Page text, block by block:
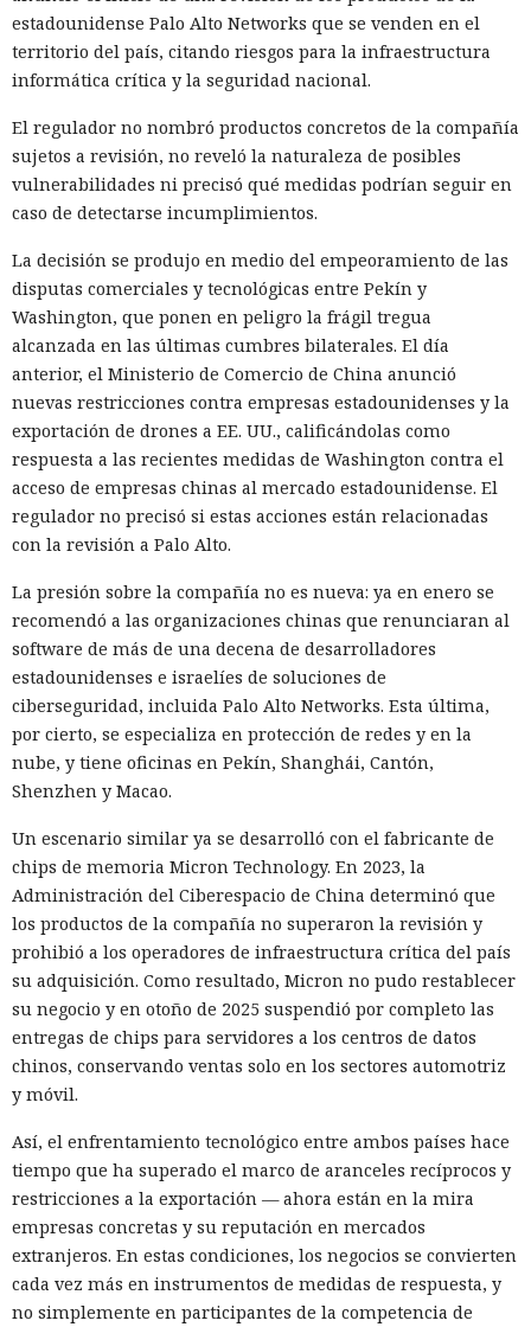
estadounidense Palo Alto Networks que se venden en el
territorio del país, citando riesgos para la infraestructura
informática crítica y la seguridad nacional.
El regulador no nombró productos concretos de la compañía
sujetos a revisión, no reveló la naturaleza de posibles
vulnerabilidades ni precisó qué medidas podrían seguir en
caso de detectarse incumplimientos.
La decisión se produjo en medio del empeoramiento de las
disputas comerciales y tecnológicas entre Pekín y
Washington, que ponen en peligro la frágil tregua
alcanzada en las últimas cumbres bilaterales. El día
anterior, el Ministerio de Comercio de China anunció
nuevas restricciones contra empresas estadounidenses y la
exportación de drones a EE. UU., calificándolas como
respuesta a las recientes medidas de Washington contra el
acceso de empresas chinas al mercado estadounidense. El
regulador no precisó si estas acciones están relacionadas
con la revisión a Palo Alto.
La presión sobre la compañía no es nueva: ya en enero se
recomendó a las organizaciones chinas que renunciaran al
software de más de una decena de desarrolladores
estadounidenses e israelíes de soluciones de
ciberseguridad, incluida Palo Alto Networks. Esta última,
por cierto, se especializa en protección de redes y en la
nube, y tiene oficinas en Pekín, Shanghái, Cantón,
Shenzhen y Macao.
Un escenario similar ya se desarrolló con el fabricante de
chips de memoria Micron Technology. En 2023, la
Administración del Ciberespacio de China determinó que
los productos de la compañía no superaron la revisión y
prohibió a los operadores de infraestructura crítica del país
su adquisición. Como resultado, Micron no pudo restablecer
su negocio y en otoño de 2025 suspendió por completo las
entregas de chips para servidores a los centros de datos
chinos, conservando ventas solo en los sectores automotriz
y móvil.
Así, el enfrentamiento tecnológico entre ambos países hace
tiempo que ha superado el marco de aranceles recíprocos y
restricciones a la exportación — ahora están en la mira
empresas concretas y su reputación en mercados
extranjeros. En estas condiciones, los negocios se convierten
cada vez más en instrumentos de medidas de respuesta, y
no simplemente en participantes de la competencia de